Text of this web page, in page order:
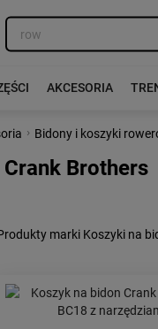
AKCESORIA
› Bidony i koszyki
Brothers
marki Koszyki na